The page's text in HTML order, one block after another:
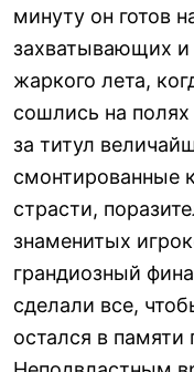
минуту он готов
захватывающих и
жаркого лета,
сошлись на
за титул
смонтированные
страсти,
знаменитых
грандиозный
сделали все,
остался в